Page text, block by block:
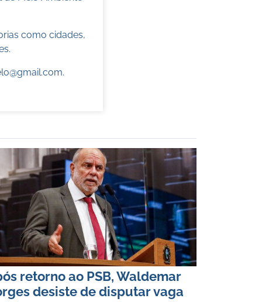
como cidades,
.
retorno ao PSB, Waldemar
desiste de disputar vaga